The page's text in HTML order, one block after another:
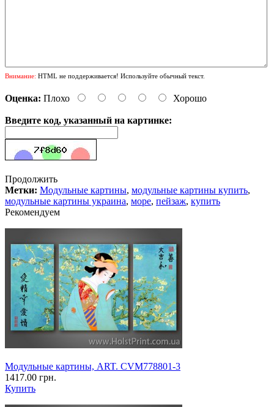
Внимание: HTML не поддерживается! Используйте обычный текст.
Оценка: Плохо Хорошо
Введите код, указанный на картинке:
Продолжить
Метки: Модульные картины, модульные картины купить,
модульные картины украина, море, пейзаж, купить
Рекомендуем
Модульные картины, ART. CVM778801-3
1417.00 грн.
Купить